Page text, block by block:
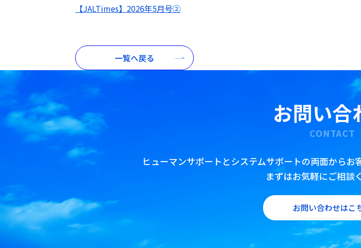
翻訳・通訳・アポイン
IR/財務翻訳
【JALTimes】2026年5月号②
一覧へ戻る
お問い合
CONTACT
ヒューマンサポートとシステムサポートの両面からお
まずはお気軽にご相談
お問い合わせはこ